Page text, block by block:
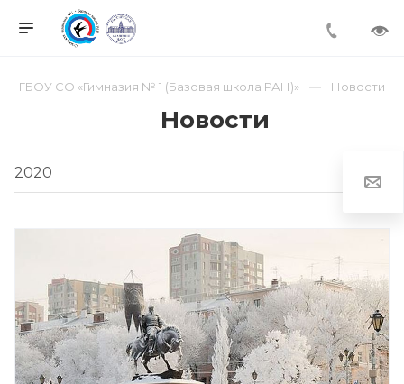
ГБОУ СО «Гимназия № 1 (Базовая школа РАН)» Новости
Новости